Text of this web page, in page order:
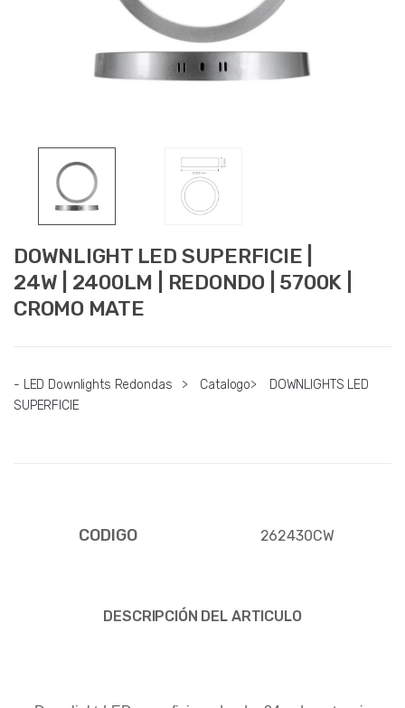
DOWNLIGHT LED SUPERFICIE |
24W | 2400LM | REDONDO | 5700K |
CROMO MATE
- LED Downlights Redondas > Catalogo>
DOWNLIGHTS LED
SUPERFICIE
CODIGO 262430CW
DESCRIPCIÓN DEL ARTICULO